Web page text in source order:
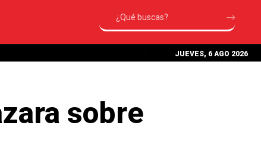
JUEVES, 6 AGO 2026
sobre